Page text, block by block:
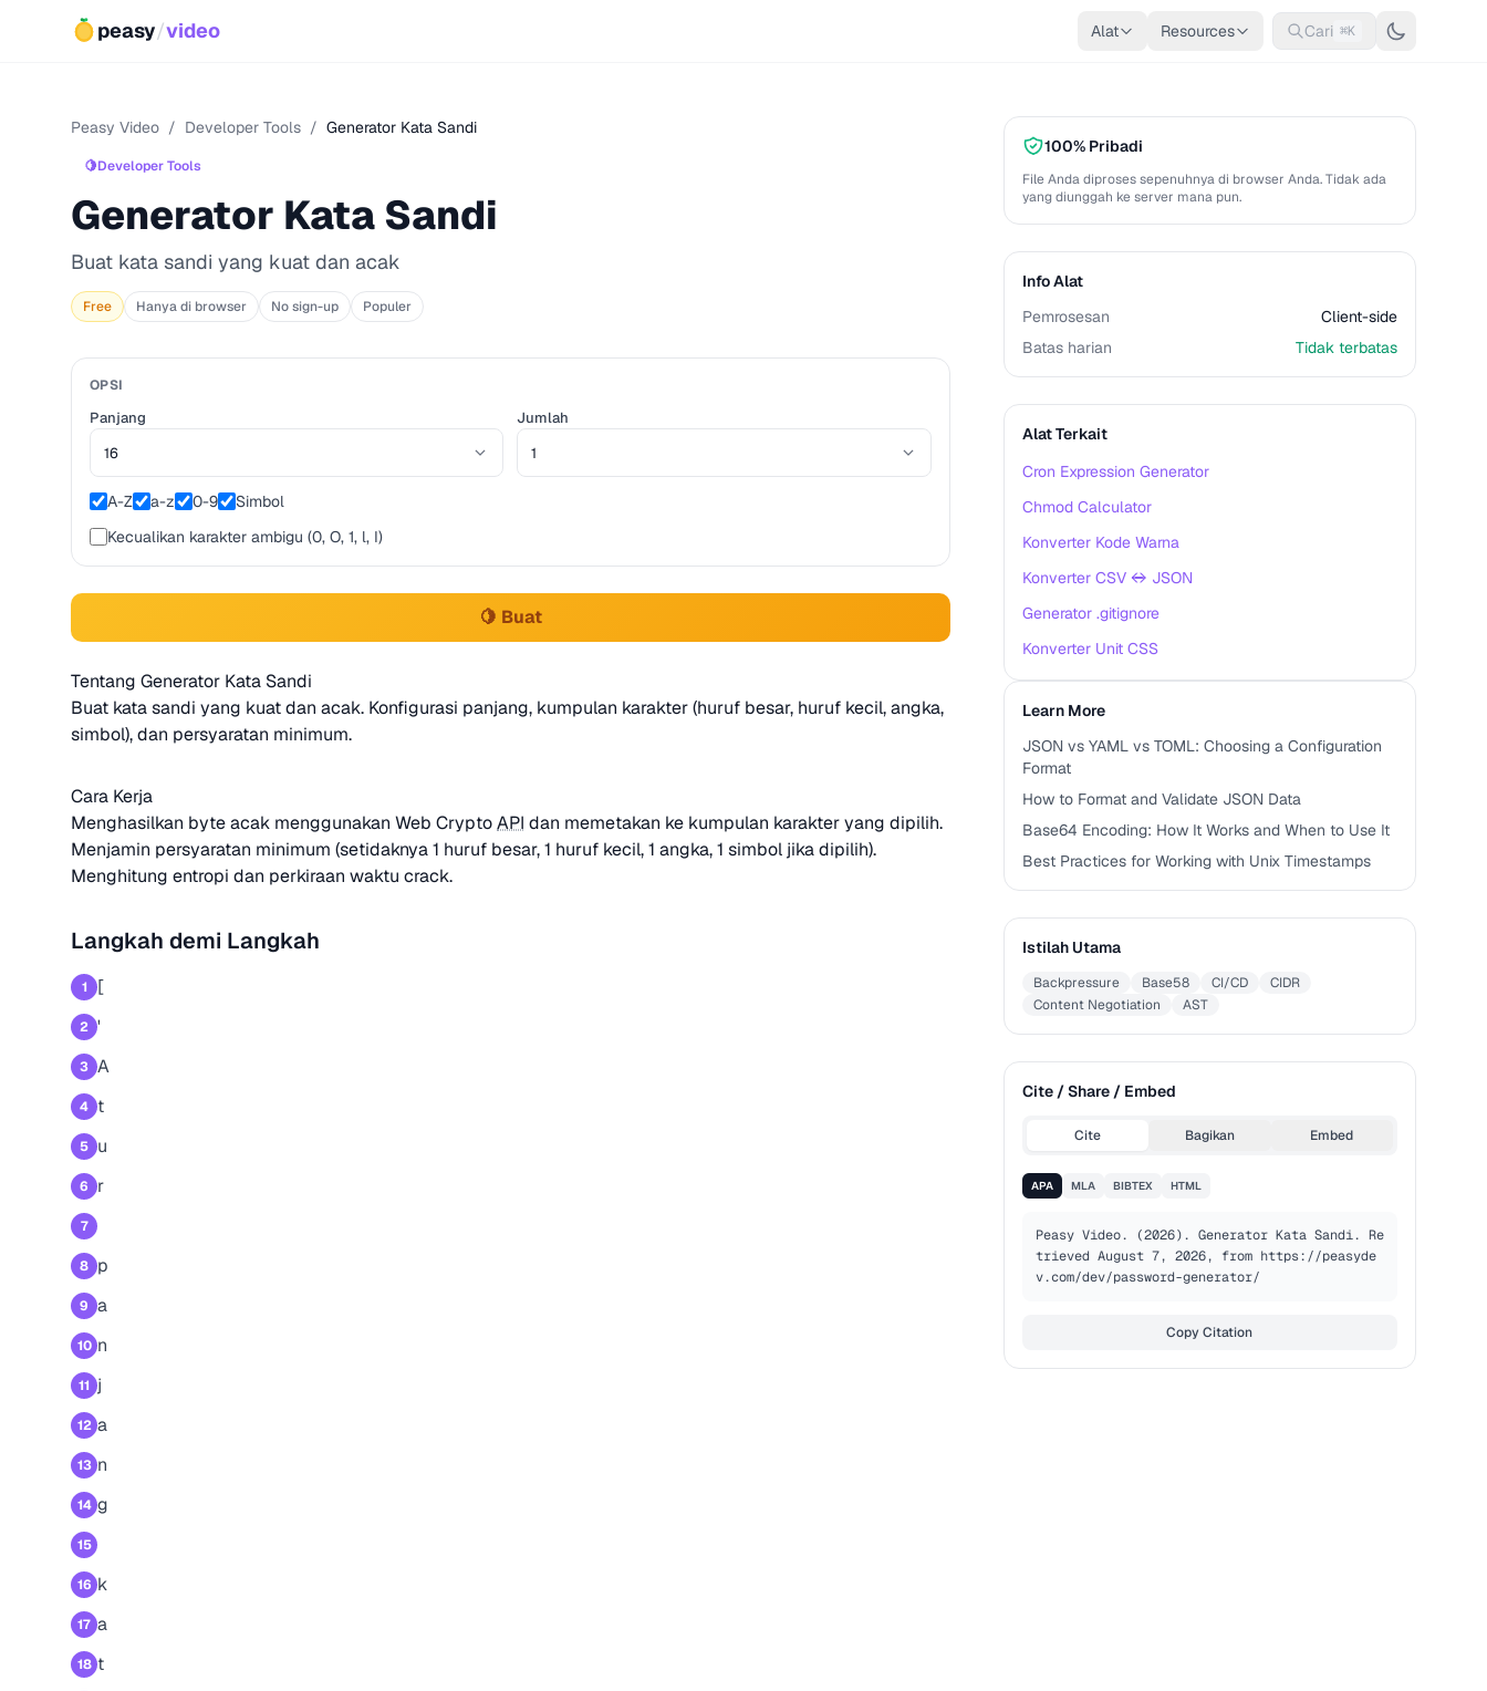
peasy/video Alat Resources Cari ⌘K
Peasy Video / Developer Tools / Generator Kata Sandi
🍋Developer Tools
Generator Kata Sandi
Buat kata sandi yang kuat dan acak
Free Hanya di browser No sign-up Populer
OPSI
Panjang Jumlah
A-Z a-z 0-9
Simbol
Kecualikan karakter ambigu (0, O, 1, l, I)
🍋 Buat
Tentang Generator Kata Sandi
Buat kata sandi yang kuat dan acak. Konfigurasi panjang, kumpulan karakter (huruf besar, huruf kecil, angka,
simbol), dan persyaratan minimum.
Cara Kerja
Menghasilkan byte acak menggunakan Web CryptoAPI dan memetakan ke kumpulan karakter yang dipilih.
Menjamin persyaratan minimum (setidaknya 1 huruf besar, 1 huruf kecil, 1 angka, 1 simbol jika dipilih).
Menghitung entropi dan perkiraan waktu crack.
Langkah demi Langkah
1 [
2 '
3 A
4 t
5 u
6 r
7
8 p
9 a
10 n
11 j
12 a
13 n
14 g
15
16 k
17 a
18 t
100% Pribadi
File Anda diproses sepenuhnya di browser Anda. Tidak ada
yang diunggah ke server mana pun.
Info Alat
Pemrosesan
Client-side
Batas harian
Tidak terbatas
Alat Terkait
Cron Expression Generator
Chmod Calculator
Konverter Kode Warna
Konverter CSV ↔ JSON
Generator .gitignore
Konverter Unit CSS
Learn More
JSON vs YAML vs TOML: Choosing a Configuration
Format
How to Format and Validate JSON Data
Base64 Encoding: How It Works and When to Use It
Best Practices for Working with Unix Timestamps
Istilah Utama
Backpressure Base58 CI/CD
CIDR
Content Negotiation
AST
Cite / Share / Embed
Cite Bagikan Embed
APA MLA BIBTEX HTML
Peasy Video. (2026). Generator Kata Sandi. Re
trieved August 7, 2026, from https://peasyde
v.com/dev/password-generator/
Copy Citation